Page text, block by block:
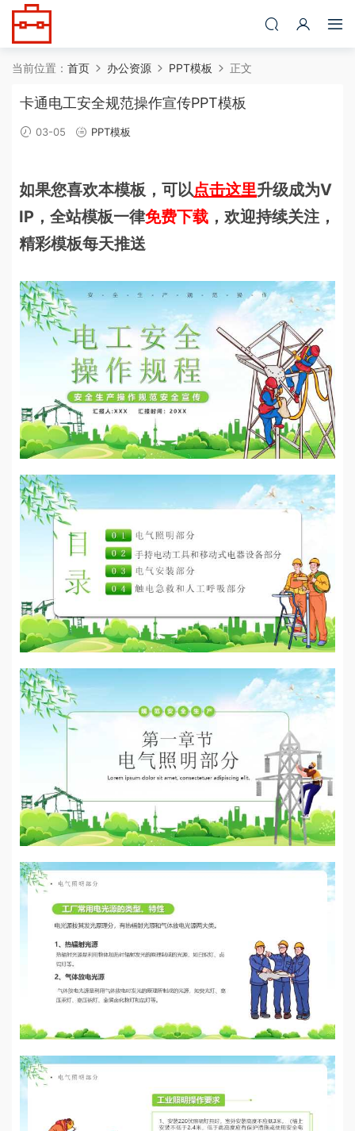
当前位置： 首页 办公资源 PPT模板 正文
卡通电工安全规范操作宣传PPT模板
03-05 PPT模板
如果您喜欢本模板，可以点击这里升级成为V
IP，全站模板一律免费下载 ，欢迎持续关注，
精彩模板每天推送